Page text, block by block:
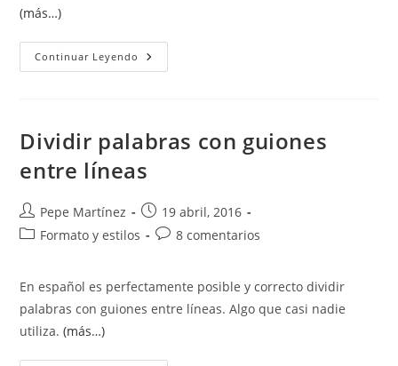
(más…)
Continuar Leyendo Errores
Al
En
Word
Se
Ven
Se
Imprimen.
Dividir palabras con guiones
entre líneas
Autor
de
Pepe Martínez
Publicación
de
19 abril, 2016
Categoría
entrada:
Formato y estilos
Comentarios
entrada:
8 comentarios
En español es perfectamente posible y correcto dividir
palabras con guiones entre líneas. Algo que casi nadie
utiliza.(más…)